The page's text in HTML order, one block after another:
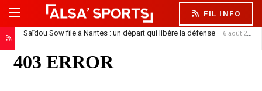
FIL INFO
Saïdou Sow file à Nantes : un départ qui libère la défense 6 août 2026